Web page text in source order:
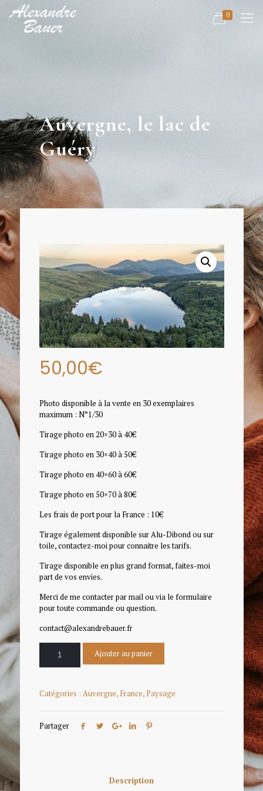
0
Auvergne, le lac de
Guéry
50,00€
Photo disponible à la vente en 30 exemplaires
maximum : N°1/30
Tirage photo en 20×30 à 40€
Tirage photo en 30×40 à 50€
Tirage photo en 40×60 à 60€
Tirage photo en 50×70 à 80€
Les frais de port pour la France : 10€
Tirage également disponible sur Alu-Dibond ou sur
toile, contactez-moi pour connaitre les tarifs.
Tirage disponible en plus grand format, faites-moi
part de vos envies.
Merci de me contacter par mail ou via le formulaire
pour toute commande ou question.
contact@alexandrebauer.fr
Ajouter au panier
Catégories : Auvergne, France,Paysage
Partager
Description